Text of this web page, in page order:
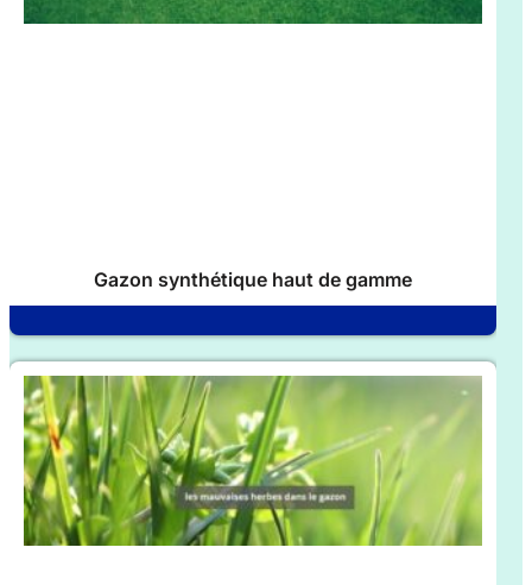
Gazon synthétique haut de gamme